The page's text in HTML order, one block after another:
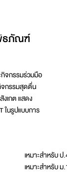
ธภัณฑ์
จกรรมร่วมมือ
จกรรมสุดตื่น
เกต แสดง
ในรูปแบบการ
เหมาะสำหรับ
เหมาะสำหรับ ม